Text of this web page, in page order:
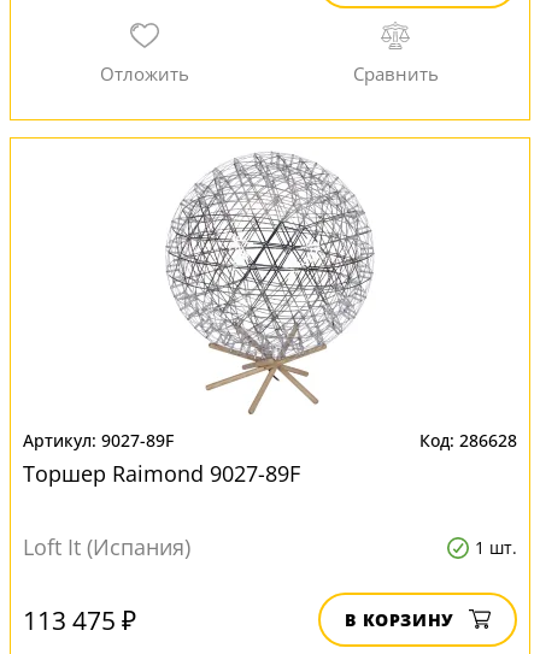
9027-89F 286628
Торшер Raimond 9027-89F
Loft It (Испания) 1 шт.
113 475 ₽ В КОРЗИНУ